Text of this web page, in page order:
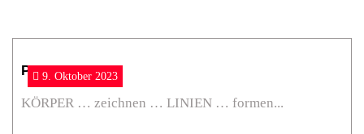
noch
Corona
war…
Performance26
KÖRPER … zeichnen … LINIEN … formen...
9. Oktober 2023